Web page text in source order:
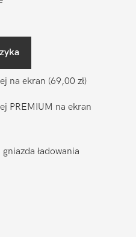
na ekran (69,00 zł)
PREMIUM na ekran
ładowania